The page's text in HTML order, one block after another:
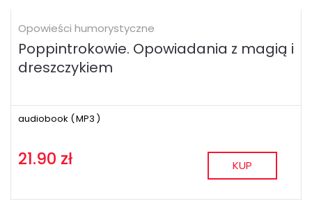
Opowieści humorystyczne
Poppintrokowie. Opowiadania z magią i
dreszczykiem
audiobook (MP3 )
21.90 zł KUP